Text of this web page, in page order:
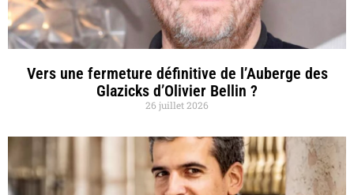
Vers une fermeture définitive de l’Auberge des
Glazicks d’Olivier Bellin ?
26 juillet 2026